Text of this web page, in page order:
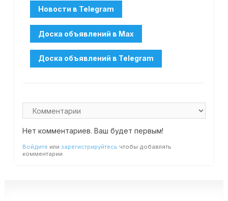
Нет комментариев. Ваш будет первым!
Войдите или зарегистрируйтесь чтобы добавлять
комментарии